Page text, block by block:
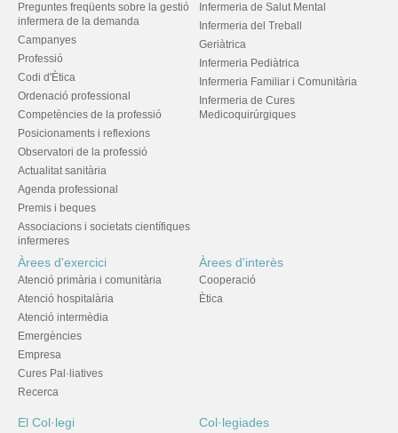
Preguntes freqüents sobre la gestió
infermera de la demanda
Campanyes
Professió
Codi d'Ètica
Ordenació professional
Competències de la professió
Posicionaments i reflexions
Observatori de la professió
Actualitat sanitària
Agenda professional
Premis i beques
Associacions i societats científiques
infermeres
Infermeria de Salut Mental
Infermeria del Treball
Geriàtrica
Infermeria Pediàtrica
Infermeria Familiar i Comunitària
Infermeria de Cures
Medicoquirúrgiques
Àrees d'exercici
Atenció primària i comunitària
Atenció hospitalària
Atenció intermèdia
Emergències
Empresa
Cures Pal·liatives
Recerca
Àrees d'interès
Cooperació
Ètica
El Col·legi Col·legiades